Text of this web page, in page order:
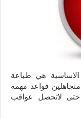
الاساسية هي طباعة
قواعد مهمه
حتى لاتحصل عواقب